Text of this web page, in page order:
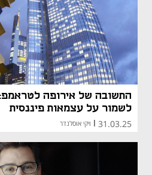
התשובה של אירופה לטראמפ:
לשמור על עצמאות פיננסית
31.03.25 ויקי אוסלנדר